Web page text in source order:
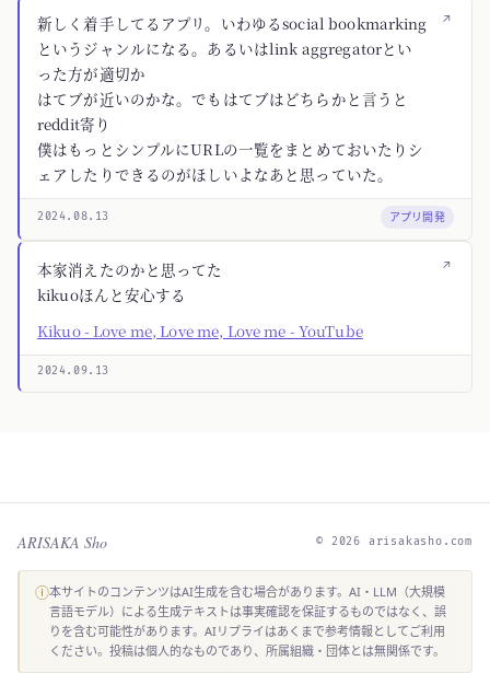
↗
新しく着手してるアプリ。いわゆるsocial bookmarking
というジャンルになる。あるいはlink aggregatorとい
った方が適切か
はてブが近いのかな。でもはてブはどちらかと言うと
reddit寄り
僕はもっとシンプルにURLの一覧をまとめておいたりシ
ェアしたりできるのがほしいよなあと思っていた。
2024.08.13 アプリ開発
↗
本家消えたのかと思ってた
kikuoほんと安心する
Kikuo - Love me, Love me, Love me - YouTube
2024.09.13
ARISAKA Sho © 2026 arisakasho.com
ⓘ本サイトのコンテンツはAI生成を含む場合があります。AI・LLM（大規模
言語モデル）による生成テキストは事実確認を保証するものではなく、誤
りを含む可能性があります。AIリプライはあくまで参考情報としてご利用
ください。投稿は個人的なものであり、所属組織・団体とは無関係です。